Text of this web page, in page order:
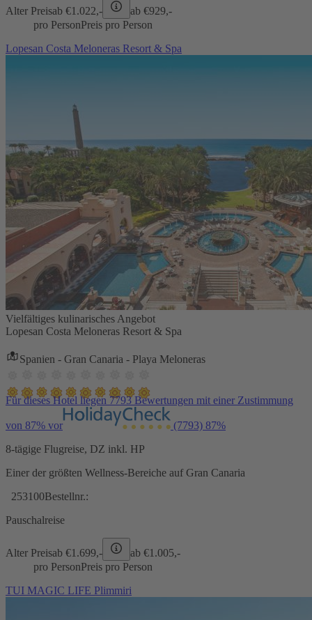
Alter Preisab €1.022,- ab €929,-
pro PersonPreis pro Person
Lopesan Costa Meloneras Resort & Spa
Vielfältiges kulinarisches Angebot
Lopesan Costa Meloneras Resort & Spa
Spanien - Gran Canaria - Playa Meloneras
Für dieses Hotel liegen 7793 Bewertungen mit einer Zustimmung
von 87% vor (7793) 87%
8-tägige Flugreise, DZ inkl. HP
Einer der größten Wellness-Bereiche auf Gran Canaria
253100Bestellnr.:
Pauschalreise
Alter Preisab €1.699,- ab €1.005,-
pro PersonPreis pro Person
TUI MAGIC LIFE Plimmiri